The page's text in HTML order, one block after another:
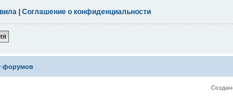
| Соглашение о конфиденциальности
форумов